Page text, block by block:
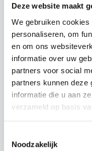
Deze website maakt
We gebruiken
personaliseren, om
en om ons
informatie over uw
partners voor social
partners kunnen deze
informatie die u aan
verzameld op basis
Noodzakelijk
Gratis verzending
Totaalprijs
€22,99
Toevoegen
Stop dit product